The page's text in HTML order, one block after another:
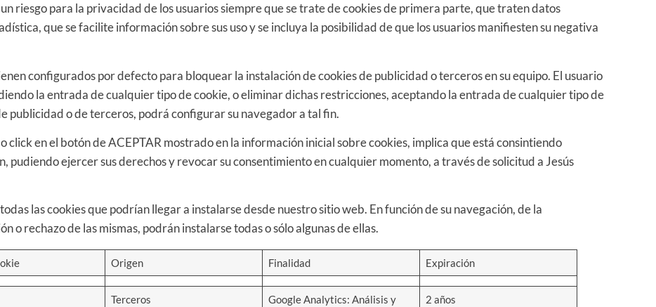
riesgo para la privacidad de los usuarios siempre que se trate de cookies de primera parte, que traten datos
que se facilite información sobre sus uso y se incluya la posibilidad de que los usuarios manifiesten su negativa
configurados por defecto para bloquear la instalación de cookies de publicidad o terceros en su equipo. El usuario
la entrada de cualquier tipo de cookie, o eliminar dichas restricciones, aceptando la entrada de cualquier tipo de
publicidad o de terceros, podrá configurar su navegador a tal fin.
click en el botón de ACEPTAR mostrado en la información inicial sobre cookies, implica que está consintiendo
pudiendo ejercer sus derechos y revocar su consentimiento en cualquier momento, a través de solicitud a Jesús
las cookies que podrían llegar a instalarse desde nuestro sitio web. En función de su navegación, de la
o rechazo de las mismas, podrán instalarse todas o sólo algunas de ellas.
Origen Finalidad Expiración
Terceros
Google Analytics: Análisis y
2 años